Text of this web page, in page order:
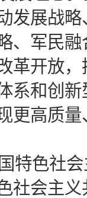
发展战
、军民
革开放
系和创
更高质
色社会
社会主